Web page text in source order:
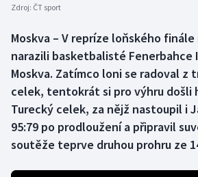
Box
Curling
Dostihy
Zdroj: ČT sport
Moskva – V repríze loňského
narazili basketbalisté Fenerbahce
Moskva. Zatímco loni se radoval z
celek, tentokrát si pro výhru došli
Turecký celek, za nějž nastoupil i
95:79 po prodloužení a připravil
soutěže teprve druhou prohru ze